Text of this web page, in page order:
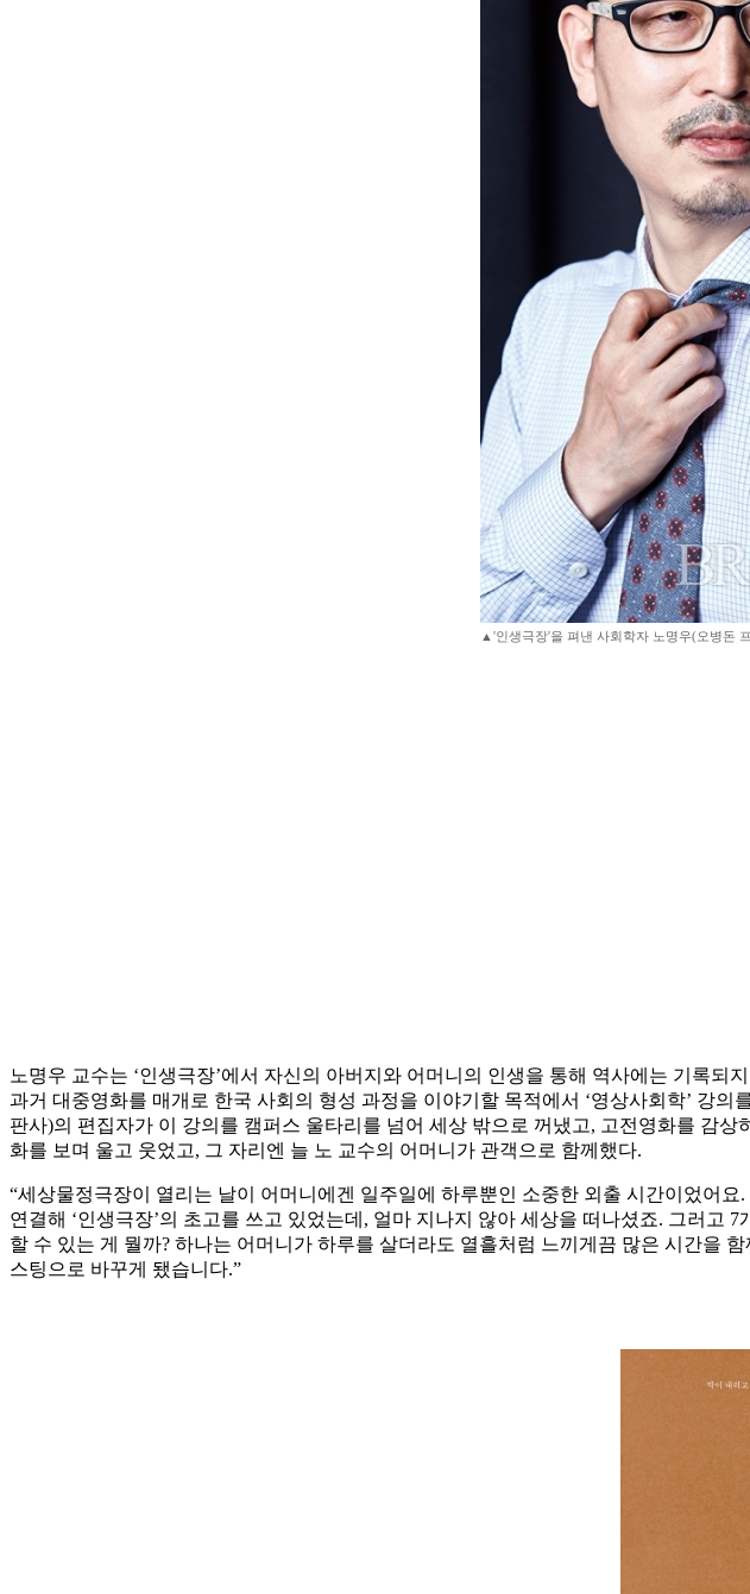
▲'인생극장'을 펴낸 사회학자 노명우(오병돈
노명우 교수는 ‘인생극장’에서 자신의 아버지와 어머니의 인생을 통해 역사에는 기록
과거 대중영화를 매개로 한국 사회의 형성 과정을 이야기할 목적에서 ‘영상사회학’ 강
판사)의 편집자가 이 강의를 캠퍼스 울타리를 넘어 세상 밖으로 꺼냈고, 고전영화를 감
화를 보며 울고 웃었고, 그 자리엔 늘 노 교수의 어머니가 관객으로 함께했다.
“세상물정극장이 열리는 날이 어머니에겐 일주일에 하루뿐인 소중한 외출 시간이었어
연결해 ‘인생극장’의 초고를 쓰고 있었는데, 얼마 지나지 않아 세상을 떠나셨죠. 그러고
할 수 있는 게 뭘까? 하나는 어머니가 하루를 살더라도 열흘처럼 느끼게끔 많은 시간을
스팅으로 바꾸게 됐습니다.”